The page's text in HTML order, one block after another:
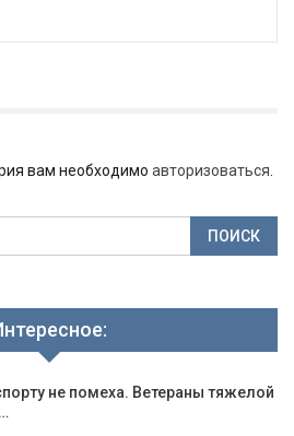
вам необходимо авторизоваться
не помеха. Ветераны тяжелой